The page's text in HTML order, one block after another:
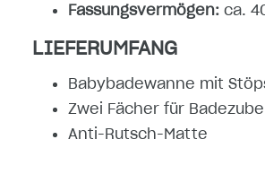
Fassungsvermögen: ca.
LIEFERUMFANG
Babybadewanne mit
Zwei Fächer für
Anti-Rutsch-Matte